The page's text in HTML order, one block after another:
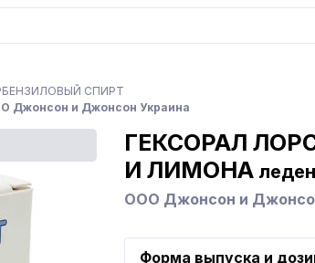
СПИРТ
и Джонсон Украина
ГЕКСОРАЛ
И ЛИМОНА
ООО Джонсон и
Форма выпуска и